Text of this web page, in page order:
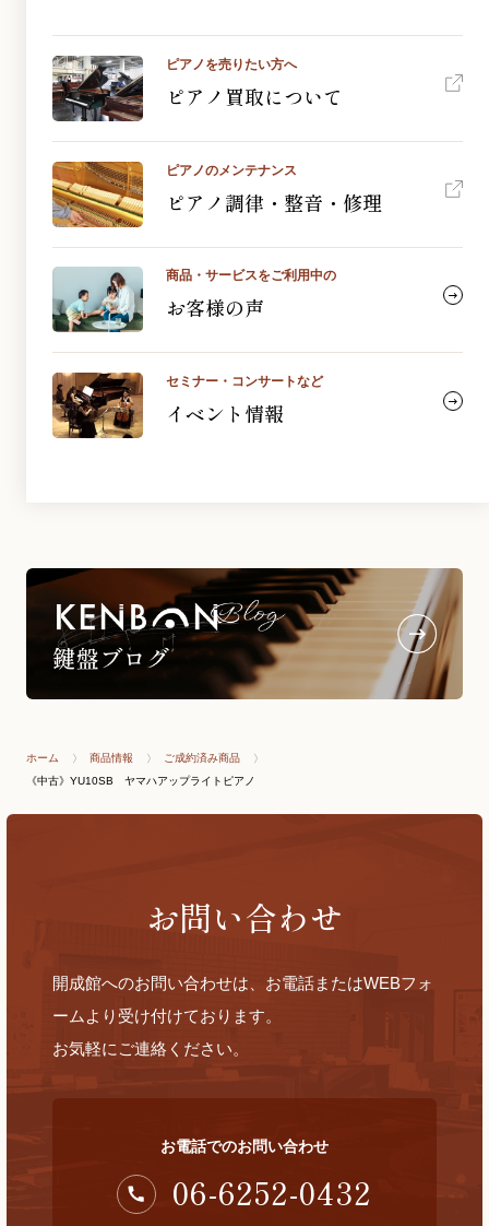
ピアノを売りたい方へ
ピアノ買取について
ピアノのメンテナンス
ピアノ調律・整音・修理
商品・サービスをご利用中の
お客様の声
セミナー・コンサートなど
イベント情報
ホーム 商品情報
ご成約済み商品
《中古》YU10SB ヤマハアップライトピアノ
お問い合わせ
開成館へのお問い合わせは、お電話またはWEBフォ
ームより受け付けております。
お気軽にご連絡ください。
お電話でのお問い合わせ
06-6252-0432